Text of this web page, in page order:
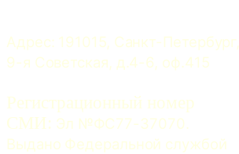
Адрес: 191015, Санкт-Петербург,
9-я Советская, д.4-6, оф.415
Регистрационный номер
СМИ: Эл №ФС77-37070.
Выдано Федеральной службой